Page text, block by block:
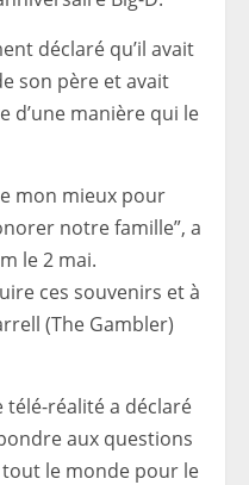
déclaré qu’il avait
son père et avait
d’une manière qui le
mon mieux pour
notre famille”, a
le 2 mai.
ces souvenirs et à
(The Gambler)
télé-réalité a déclaré
aux questions
le monde pour le